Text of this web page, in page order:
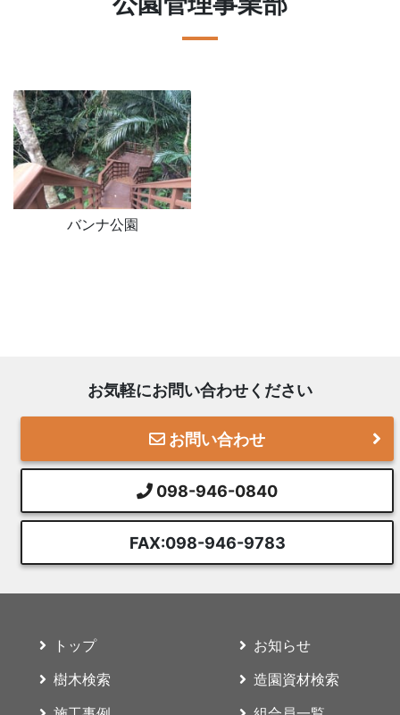
バンナ公園
お気軽にお問い合わせください
お問い合わせ
098-946-0840
FAX:098-946-9783
トップ
お知らせ
樹木検索
造園資材検索